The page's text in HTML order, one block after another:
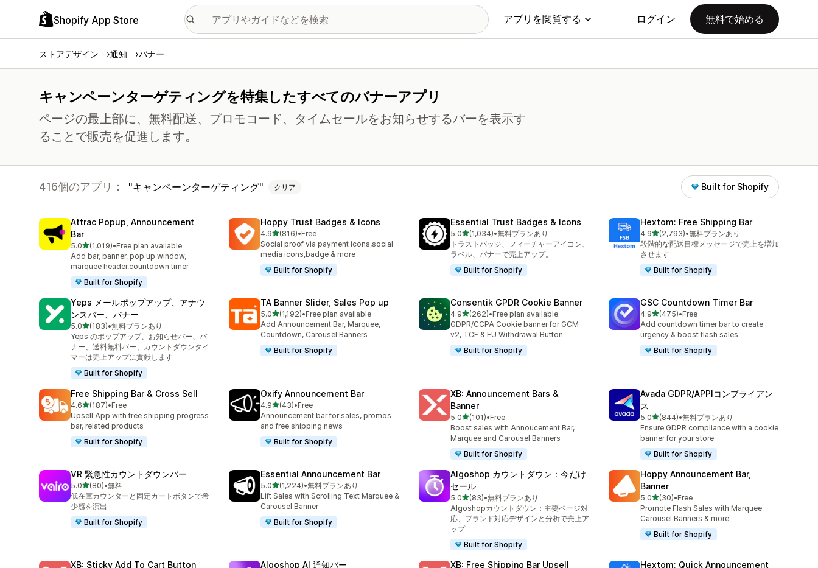
Shopify App Store アプリを閲覧する ログイン 無料で始める
ストアデザイン 通知 バナー
キャンペーンターゲティングを特集したすべてのバナーアプリ
ページの最上部に、無料配送、プロモコード、タイムセールをお知らせするバーを表示す
ることで販売を促進します。
416個のアプリ： キャンペーンターゲティング クリア Built for Shopify
Attrac Popup, Announcement
Bar
5.05つ星中
(1,019)
合計レビュー数：1019件
•Free plan available
Add bar, banner, pop up window,
marquee header,countdown timer
Built for Shopify
Hoppy Trust Badges & Icons
4.95つ星中
(816)
合計レビュー数：816件
•Free
Social proof via payment icons,social
media icons,badge & more
Built for Shopify
Essential Trust Badges & Icons
5.05つ星中
(1,034)
合計レビュー数：1034件
•無料プランあり
トラストバッジ、フィーチャーアイコン、
ラベル、バナーで売上アップ。
Built for Shopify
Hextom: Free Shipping Bar
4.95つ星中
(2,793)
合計レビュー数：2793件
•無料プランあり
段階的な配送目標メッセージで売上を増加
させます
Built for Shopify
Yeps メールポップアップ、アナウ
ンスバー、バナー
5.05つ星中
(183)
合計レビュー数：183件
•無料プランあり
Yeps のポップアップ、お知らせバー、バ
ナー、送料無料バー、カウントダウンタイ
マーは売上アップに貢献します
Built for Shopify
TA Banner Slider, Sales Pop up
5.05つ星中
(1,192)
合計レビュー数：1192件
•Free plan available
Add Announcement Bar, Marquee,
Countdown, Carousel Banners
Built for Shopify
Consentik GPDR Cookie Banner
4.95つ星中
(262)
合計レビュー数：262件
•Free plan available
GDPR/CCPA Cookie banner for GCM
v2, TCF & EU Withdrawal Button
Built for Shopify
GSC Countdown Timer Bar
4.95つ星中
(475)
合計レビュー数：475件
•Free
Add countdown timer bar to create
urgency & boost flash sales
Built for Shopify
Free Shipping Bar & Cross Sell
4.65つ星中
(187)
合計レビュー数：187件
•Free
Upsell App with free shipping progress
bar, related products
Built for Shopify
Oxify Announcement Bar
4.95つ星中
(43)
合計レビュー数：43件
•Free
Announcement bar for sales, promos
and free shipping news
Built for Shopify
XB: Announcement Bars &
Banner
5.05つ星中
(101)
合計レビュー数：101件
•Free
Boost sales with Annoucement Bar,
Marquee and Carousel Banners
Built for Shopify
Avada GDPR/APPIコンプライアン
ス
5.05つ星中
(844)
合計レビュー数：844件
•無料プランあり
Ensure GDPR compliance with a cookie
banner for your store
Built for Shopify
VR 緊急性カウントダウンバー
5.05つ星中
(80)
合計レビュー数：80件
•無料
低在庫カウンターと固定カートボタンで希
少感を演出
Built for Shopify
Essential Announcement Bar
5.05つ星中
(1,224)
合計レビュー数：1224件
•無料プランあり
Lift Sales with Scrolling Text Marquee &
Carousel Banner
Built for Shopify
Algoshop カウントダウン：今だけ
セール
5.05つ星中
(83)
合計レビュー数：83件
•無料プランあり
Algoshopカウントダウン：主要ページ対
応、ブランド対応デザインと分析で売上ア
ップ
Built for Shopify
Hoppy Announcement Bar,
Banner
5.05つ星中
(30)
合計レビュー数：30件
•Free
Promote Flash Sales with Marquee
Carousel Banners & more
Built for Shopify
XB: Sticky Add To Cart Button Algoshop AI 通知バー XB: Free Shipping Bar Upsell
Hextom: Quick Announcement